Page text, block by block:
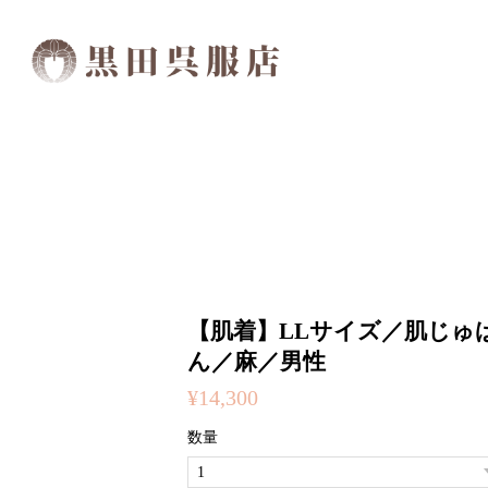
【肌着】LLサイズ／肌じゅ
ん／麻／男性
¥14,300
数量